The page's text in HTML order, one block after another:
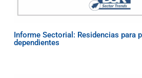
Informe Sectorial: Residencias para
dependientes